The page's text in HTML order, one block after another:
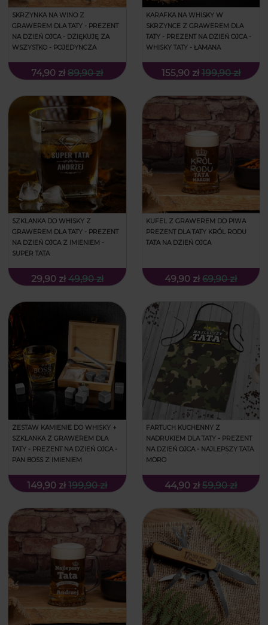
SKRZYNKA NA WINO Z
GRAWEREM DLA TATY - PREZENT
NA DZIEŃ OJCA - DZIĘKUJĘ ZA
WSZYSTKO - POJEDYNCZA
74,90 zł 89,90 zł
KARAFKA NA WHISKY W
SKRZYNCE Z GRAWEREM DLA
TATY - PREZENT NA DZIEŃ OJCA -
WHISKY TATY - ŁAMANA
155,90 zł 199,90 zł
SZKLANKA DO WHISKY Z
GRAWEREM DLA TATY - PREZENT
NA DZIEŃ OJCA Z IMIENIEM -
SUPER TATA
29,90 zł 49,90 zł
KUFEL Z GRAWEREM DO PIWA
PREZENT DLA TATY KRÓL RODU
TATA NA DZIEŃ OJCA
49,90 zł 69,90 zł
ZESTAW KAMIENIE DO WHISKY +
SZKLANKA Z GRAWEREM DLA
TATY - PREZENT NA DZIEŃ OJCA -
PAN BOSS Z IMIENIEM
149,90 zł 199,90 zł
FARTUCH KUCHENNY Z
NADRUKIEM DLA TATY - PREZENT
NA DZIEŃ OJCA - NAJLEPSZY TATA
MORO
44,90 zł 59,90 zł